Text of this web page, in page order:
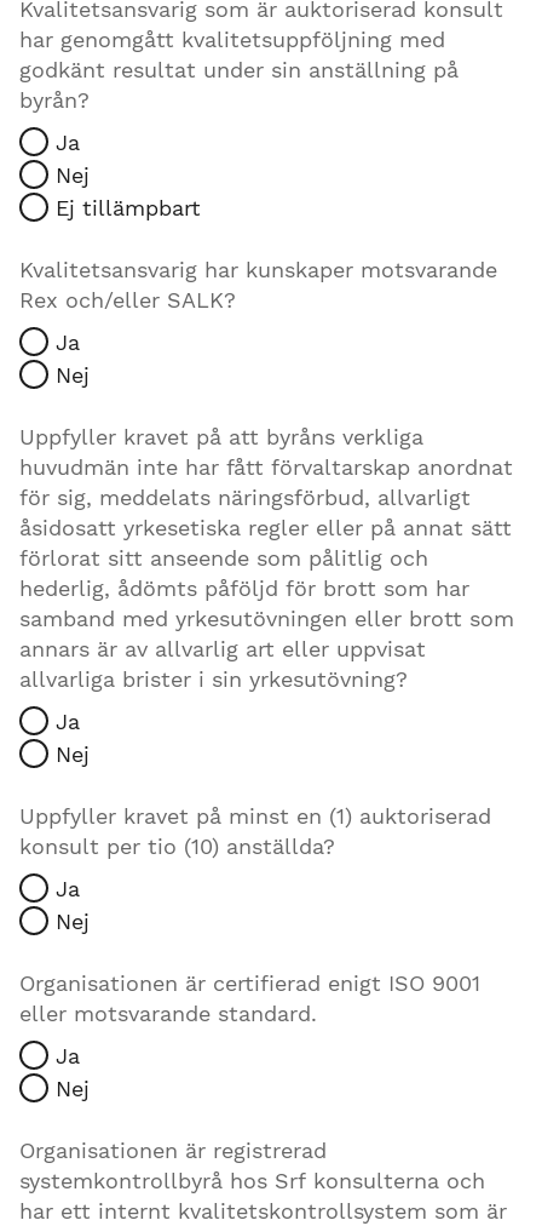
Kvalitetsansvarig som är auktoriserad konsult
har genomgått kvalitetsuppföljning med
godkänt resultat under sin anställning på
byrån?
Ja
Nej
Ej tillämpbart
Kvalitetsansvarig har kunskaper motsvarande
Rex och/eller SALK?
Ja
Nej
Uppfyller kravet på att byråns verkliga
huvudmän inte har fått förvaltarskap anordnat
för sig, meddelats näringsförbud, allvarligt
åsidosatt yrkesetiska regler eller på annat sätt
förlorat sitt anseende som pålitlig och
hederlig, ådömts påföljd för brott som har
samband med yrkesutövningen eller brott som
annars är av allvarlig art eller uppvisat
allvarliga brister i sin yrkesutövning?
Ja
Nej
Uppfyller kravet på minst en (1) auktoriserad
konsult per tio (10) anställda?
Ja
Nej
Organisationen är certifierad enigt ISO 9001
eller motsvarande standard.
Ja
Nej
Organisationen är registrerad
systemkontrollbyrå hos Srf konsulterna och
har ett internt kvalitetskontrollsystem som är